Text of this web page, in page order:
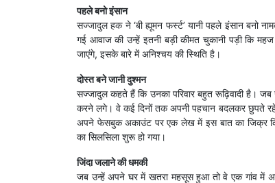
पहले बनो इंसान
सज्जादुल हक ने ‘बी ह्यूमन फर्स्ट’ यानी पहले इंसान बनो
गई आवाज की उन्हें इतनी बड़ी कीमत चुकानी पड़ी कि
जाएंगे, इसके बारे में अनिश्चय की स्थिति है।
दोस्त बने जानी दुश्मन
सज्जादुल कहते हैं कि उनका परिवार बहुत रूढ़िवादी है।
करने लगे। वे कई दिनों तक अपनी पहचान बदलकर छुपते रहे।
अपने फेसबुक अकाउंट पर एक ​लेख में इस बात का जिक्र
का सिलसिला शुरू हो गया।
जिंदा जलाने की धमकी
जब उन्हें अपने घर में खतरा महसूस हुआ तो वे एक गांव में